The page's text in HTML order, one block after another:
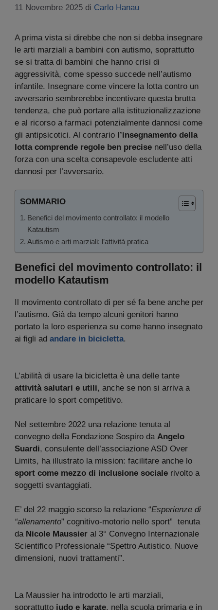
11 Novembre 2025 di Carlo Hanau
A prima vista si direbbe che non si debba insegnare
le arti marziali a bambini con autismo, soprattutto
se si tratta di bambini che hanno crisi di
aggressività, come spesso succede nell’autismo
infantile. Insegnare come vincere la lotta contro un
avversario sembrerebbe incentivare questa brutta
tendenza, che può portare alla istituzionalizzazione
e al ricorso a farmaci potenzialmente dannosi come
gli antipsicotici. Al contrario l’insegnamento della
lotta comprende regole ben precise nell’uso della
forza con una scelta consapevole escludente atti
dannosi per l’avversario.
SOMMARIO
Benefici del movimento controllato: il modello
Katautism
Autismo e arti marziali: l’attività pratica
Benefici del movimento controllato: il
modello Katautism
Il movimento controllato di per sé fa bene anche per
l’autismo. Già da tempo alcuni genitori hanno
portato la loro esperienza su come hanno insegnato
ai figli ad andare in bicicletta.
L’abilità di usare la bicicletta è una delle tante
attività salutari e utili, anche se non si arriva a
praticare lo sport competitivo.
Nel settembre 2022 una relazione tenuta al
convegno della Fondazione Sospiro da Angelo
Suardi, consulente dell’associazione ASD Over
Limits, ha illustrato la mission: facilitare anche lo
sport come mezzo di inclusione sociale rivolto a
soggetti svantaggiati.
E’ del 22 maggio scorso la relazione “Esperienze di
“allenamento” cognitivo-motorio nello sport” tenuta
da Nicole Maussier al 3° Convegno Internazionale
Scientifico Professionale “Spettro Autistico. Nuove
dimensioni, nuovi trattamenti”.
La Maussier ha introdotto le arti marziali,
soprattutto judo e karate, nella scuola primaria e in